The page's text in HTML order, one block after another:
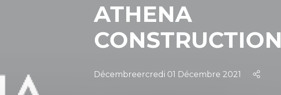
ATHENA
CONSTRUCTION
Décembreercredi 01 Décembre 2021